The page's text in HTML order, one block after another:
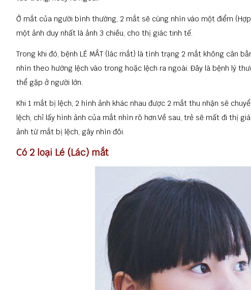
Ở mắt của người bình thường, 2 mắt sẽ cùng nhìn vào một điểm
một ảnh duy nhất là ảnh 3 chiều, cho thị giác tinh tế.
Trong khi đó, bệnh LÉ MẮT (lác mắt) là tình trạng 2 mắt không cân
nhìn theo hướng lệch vào trong hoặc lệch ra ngoài. Đây là bệnh lý
thể gặp ở người lớn.
Khi 1 mắt bị lệch, 2 hình ảnh khác nhau được 2 mắt thu nhận sẽ
lệch, chỉ lấy hình ảnh của mắt nhìn rõ hơn.Về sau, trẻ sẽ mất đi thị
ảnh từ mắt bị lệch, gây nhìn đôi.
Có 2 loại Lé (Lác) mắt